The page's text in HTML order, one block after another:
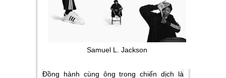
Samuel L. Jackson
Đồng hành cùng ông trong chiến dịch là